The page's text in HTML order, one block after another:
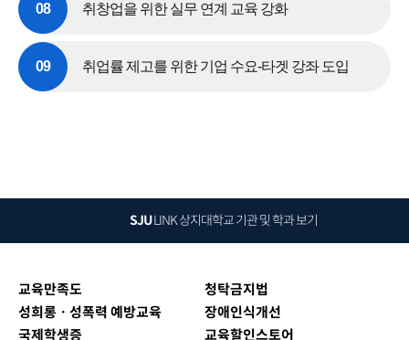
08 취창업을 위한 실무 연계 교육 강화
09 취업률 제고를 위한 기업 수요-타겟 강좌 도입
SJULINK상지대학교 기관 및 학과 보기
교육만족도
청탁금지법
성희롱ㆍ성폭력 예방교육
장애인식개선
국제학생증
교육할인스토어